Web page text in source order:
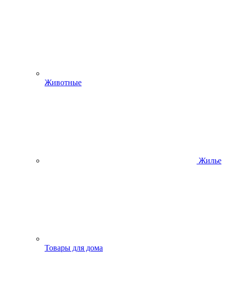
Животные
Жилье
Товары для дома